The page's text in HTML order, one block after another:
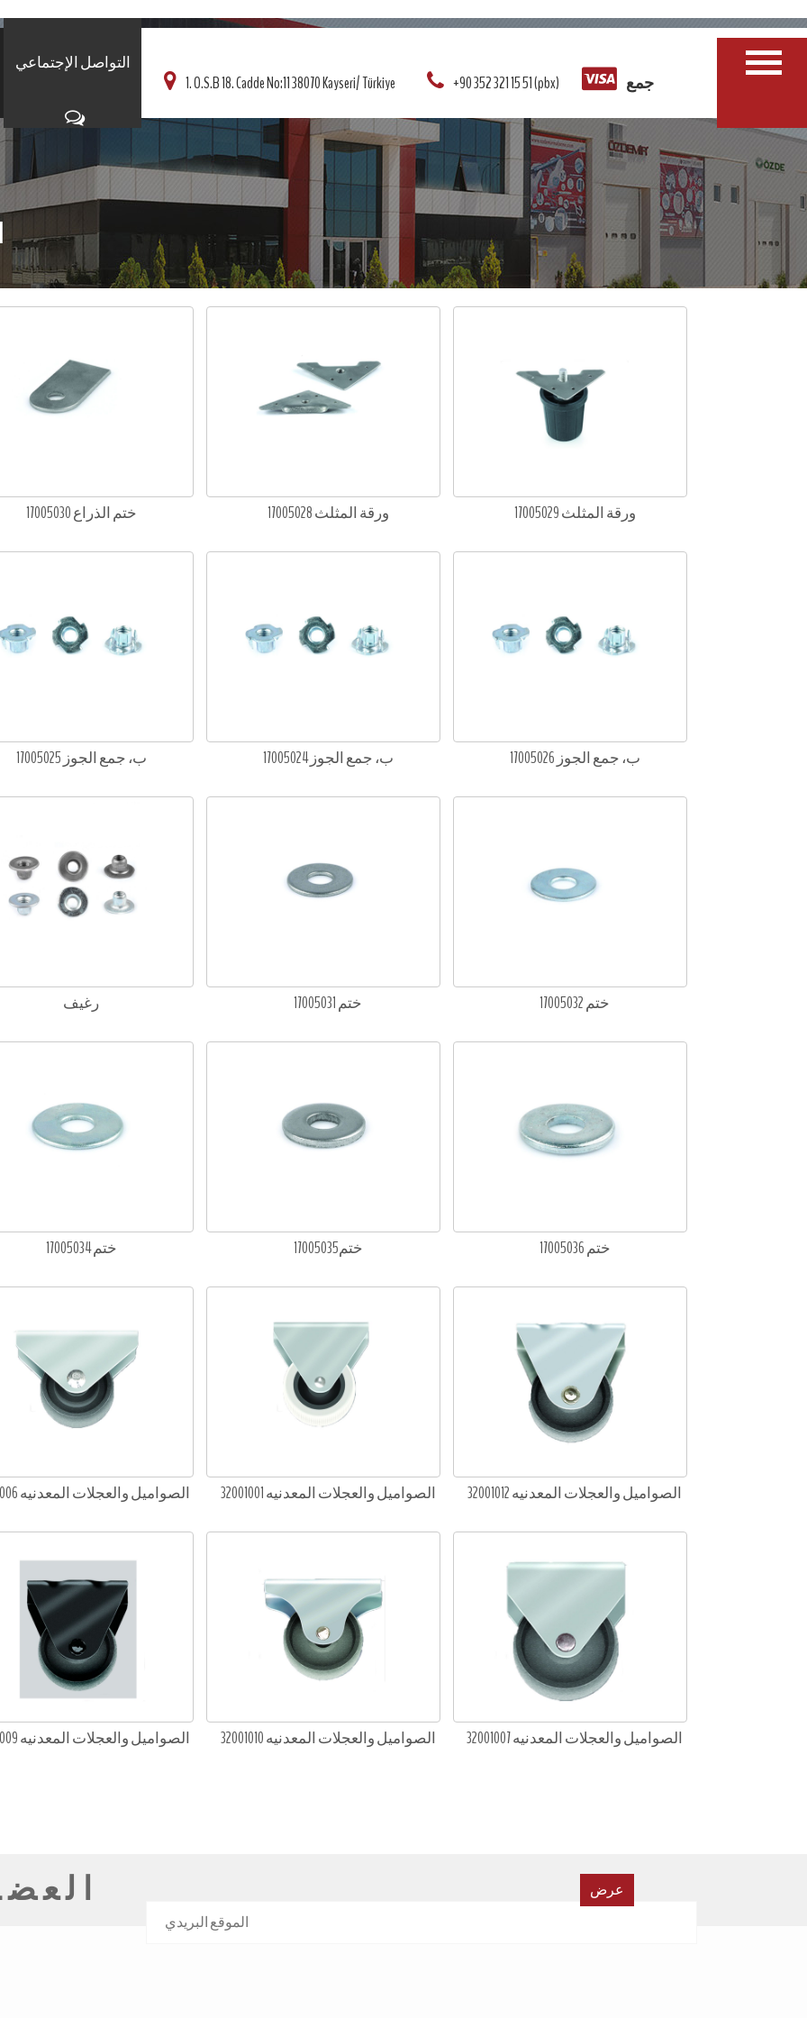
التواصل الإجتماعي
1. O.S.B 18. Cadde No:11 38070 Kayseri/ Türkiye +90 352 321 15 51 (pbx) جمع
ختم الذراع 17005030 ورقة المثلث 17005028 ورقة المثلث 17005029
ب، جمع الجوز 17005025 ب، جمع الجوز 17005024 ب، جمع الجوز 17005026
رغيف ختم 17005031 ختم 17005032
ختم 17005034 ختم17005035 ختم 17005036
الصواميل والعجلات المعدنيه 32001006 الصواميل والعجلات المعدنيه 32001001 الصواميل والعجلات المعدنيه 32001012
الصواميل والعجلات المعدنيه 32001009 الصواميل والعجلات المعدنيه 32001010 الصواميل والعجلات المعدنيه 32001007